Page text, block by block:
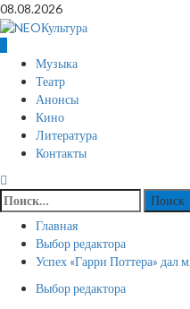
Перейти
к
содержимому
08.08.2026
Основное
меню
Музыка
Театр
Анонсы
Кино
Литература
Контакты
Найти:
Главная
Выбор редактора
Успех «Гарри Поттера» дал
Выбор редактора